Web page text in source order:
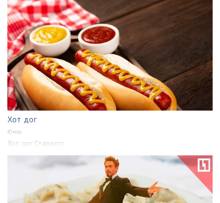
Хот дог
Юмор
Хот дог Стардогс